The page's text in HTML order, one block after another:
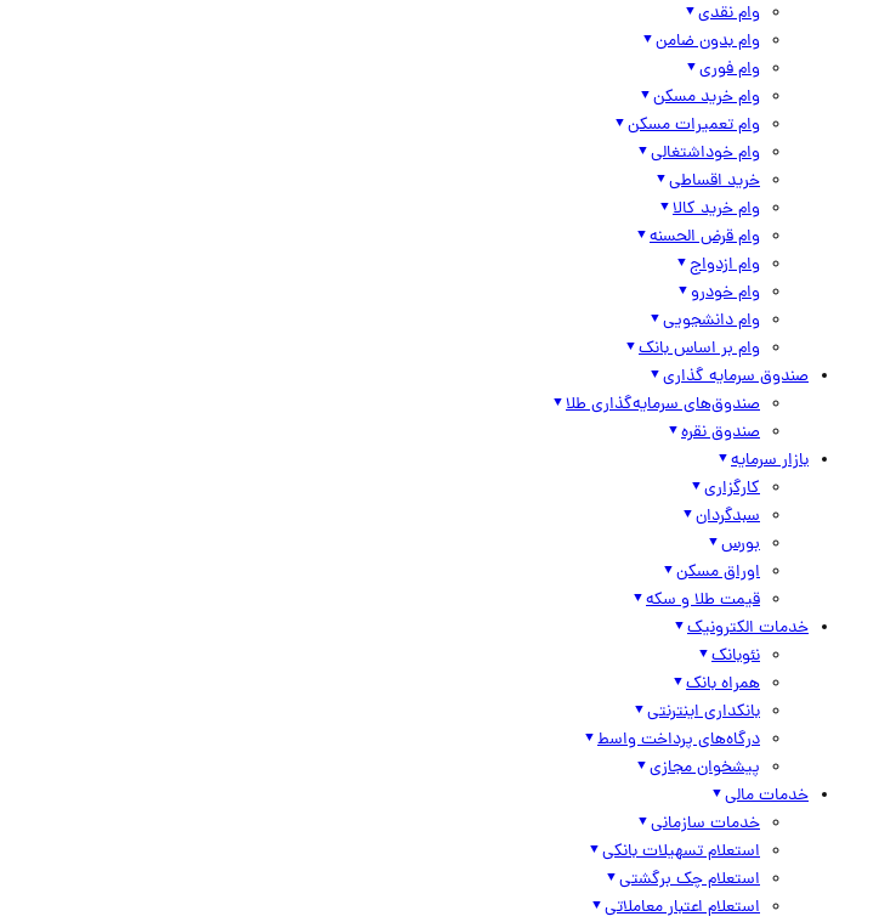
وام نقدی
وام بدون ضامن
وام فوری
وام خرید مسکن
وام تعمیرات مسکن
وام خوداشتغالی
خرید اقساطی
وام خرید کالا
وام قرض الحسنه
وام ازدواج
وام خودرو
وام دانشجویی
وام بر اساس بانک
صندوق سرمایه گذاری
صندوق‌های سرمایه‌گذاری طلا
صندوق نقره
بازار سرمایه
کارگزاری
سبدگردان
بورس
اوراق مسکن
قیمت طلا و سکه
خدمات الکترونیک
نئوبانک
همراه بانک
بانکداری اینترنتی
درگاه‌های پرداخت واسط
پیشخوان مجازی
خدمات مالی
خدمات سازمانی
استعلام تسهیلات بانکی
استعلام چک برگشتی
استعلام اعتبار معاملاتی